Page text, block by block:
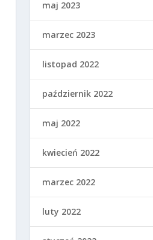
maj 2023
marzec 2023
listopad 2022
październik 2022
maj 2022
kwiecień 2022
marzec 2022
luty 2022